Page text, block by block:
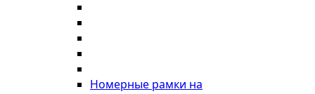
Номерные рамки на